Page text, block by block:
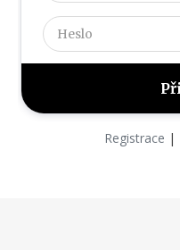
Registrace |